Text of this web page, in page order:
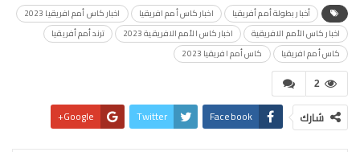
أخبار بطولة أمم أفريقيا اخبار كاس أمم افريقيا
اخبار كاس أمم افريقيا 2023
اخبار كاس الأمم الافريقية
اخبار كاس الأمم الافريقية 2023
ترند أمم أفريقيا
كاس أمم افريقيا
كاس أمم افريقيا 2023
2
شارك Facebook
Twitter
Google+